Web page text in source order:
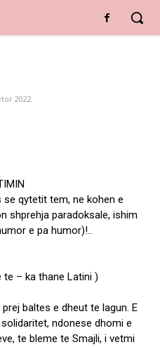
2022
qytetit tem, ne kohen e
shprehja paradoksale, ishim
e pa humor)!..
te – ka thane Latini )
baltes e dheut te lagun. E
ndonese dhomi e
te bleme te Smajli, i vetmi